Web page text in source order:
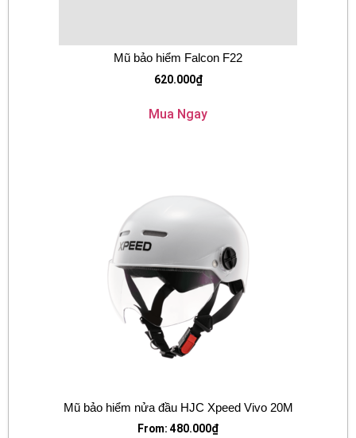
Mũ bảo hiểm Falcon F22
620.000₫
Mua Ngay
Mũ bảo hiểm nửa đầu HJC Xpeed Vivo 20M
From: 480.000₫